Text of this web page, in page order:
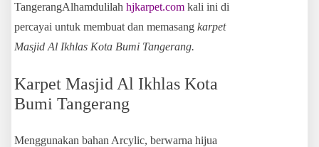
TangerangAlhamdulilah hjkarpet.com kali ini di
percayai untuk membuat dan memasang karpet
Masjid Al Ikhlas Kota Bumi Tangerang.
Karpet Masjid Al Ikhlas Kota
Bumi Tangerang
Menggunakan bahan Arcylic, berwarna hijua